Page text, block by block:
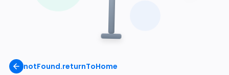
notFound.returnToHome